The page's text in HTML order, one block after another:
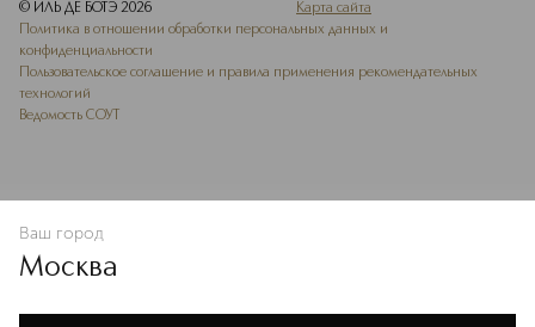
В КОРЗИНУ
© ИЛЬ ДЕ БОТЭ 2026
Карта сайта
Политика в отношении обработки персональных данных и
конфиденциальности
Пользовательское соглашение и правила применения рекомендательных
технологий
Ведомость СОУТ
Ваш город
Москва